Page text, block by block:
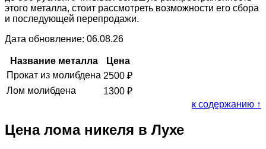
этого металла, стоит рассмотреть возможности его сбора
и последующей перепродажи.
Дата обновление: 06.08.26
Название металла
Цена
Прокат из молибдена 2500 ₽
Лом молибдена
1300 ₽
к содержанию ↑
Цена лома никеля в Лухе